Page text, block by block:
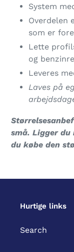
System
Overdelen
som er
Lette
og
Leveres
Laves på
små. Ligger
du købe den
Hurtige links
Search